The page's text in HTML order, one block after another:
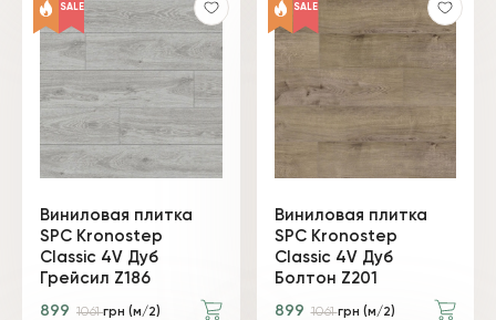
SALE
Виниловая плитка
SPC Kronostep
Classic 4V Дуб
Грейсил Z186
899 1061грн (м/2)
SALE
Виниловая плитка
SPC Kronostep
Classic 4V Дуб
Болтон Z201
899 1061грн (м/2)